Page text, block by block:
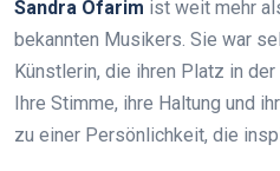
Sandra Ofarim ist weit mehr
bekannten Musikers. Sie war
Künstlerin, die ihren Platz in
Ihre Stimme, ihre Haltung und
zu einer Persönlichkeit, die